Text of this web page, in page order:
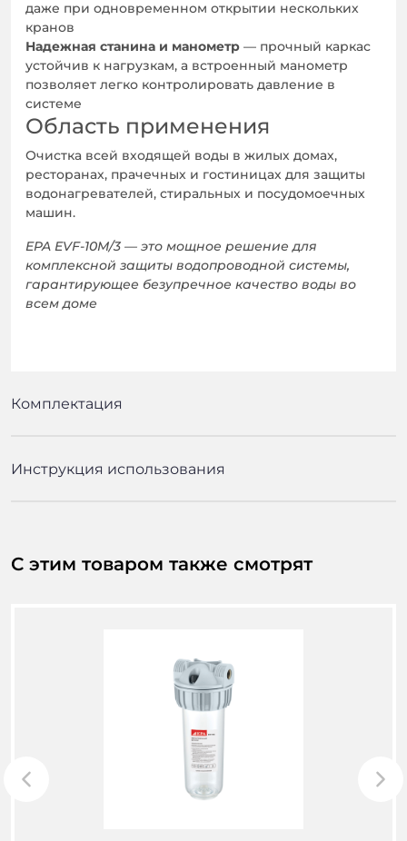
даже при одновременном открытии нескольких
кранов
Надежная станина и манометр — прочный каркас
устойчив к нагрузкам, а встроенный манометр
позволяет легко контролировать давление в
системе
Область применения
Очистка всей входящей воды в жилых домах,
ресторанах, прачечных и гостиницах для защиты
водонагревателей, стиральных и посудомоечных
машин.
EPA EVF-10M/3 — это мощное решение для
комплексной защиты водопроводной системы,
гарантирующее безупречное качество воды во
всем доме
Комплектация
Инструкция использования
С этим товаром также смотрят